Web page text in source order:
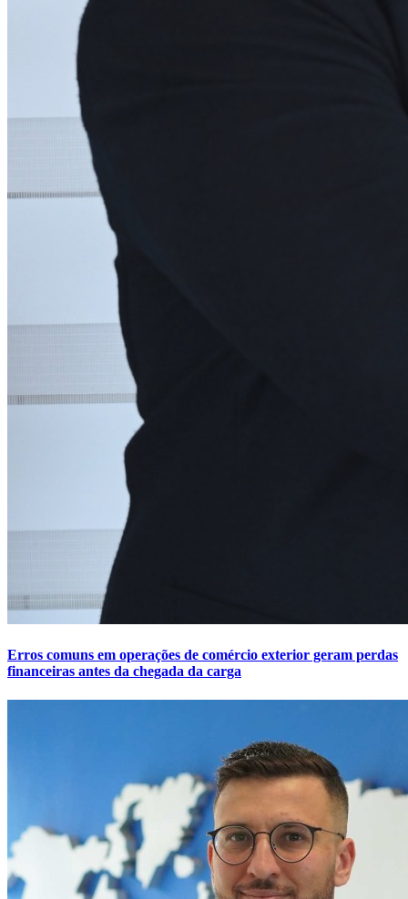
Erros comuns em operações de comércio exterior geram perdas
financeiras antes da chegada da carga